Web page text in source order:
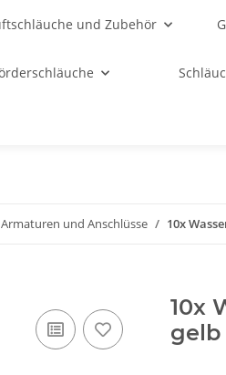
und Zubehör
Armaturen und Anschlüsse 10x
10x
gelb